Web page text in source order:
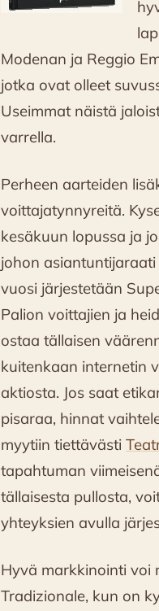
Modenan ja Reggio
jotka ovat olleet
Useimmat näistä
varrella.
Perheen aarteiden
voittajatynnyreitä.
kesäkuun lopussa ja
johon
vuosi järjestetään
Palion voittajien ja
ostaa tällaisen
kuitenkaan internetin
aktiosta. Jos saat
pisaraa, hinnat
myytiin tiettävästi
tapahtuman
tällaisesta pullosta,
yhteyksien avulla
Hyvä markkinointi voi
Tradizionale, kun on